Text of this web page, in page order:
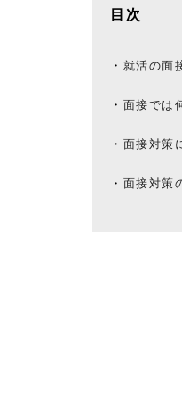
目次
就活の面
面接では
面接対策
面接対策